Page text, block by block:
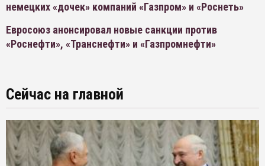
немецких «дочек» компаний «Газпром» и «Роснеть»
Евросоюз анонсировал новые санкции против
«Роснефти», «Транснефти» и «Газпромнефти»
Сейчас на главной